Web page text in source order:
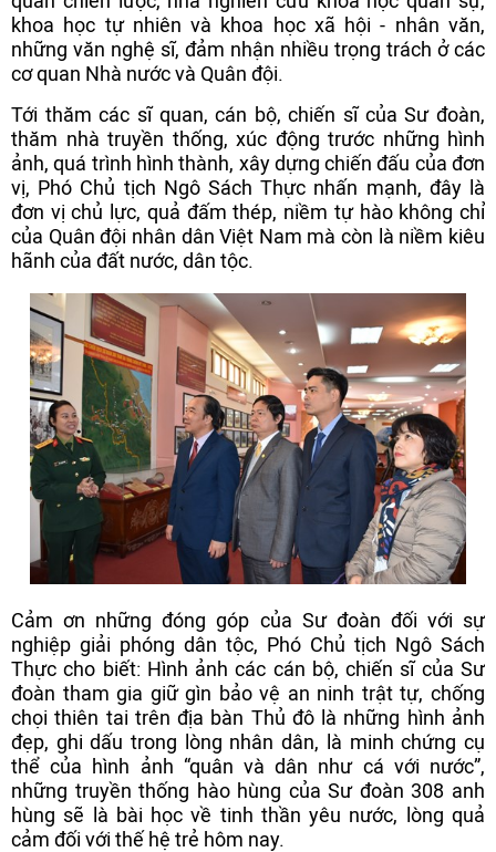
khoa học tự nhiên và khoa học xã hội - nhân văn,
những văn nghệ sĩ, đảm nhận nhiều trọng trách ở các
cơ quan Nhà nước và Quân đội.
Tới thăm các sĩ quan, cán bộ, chiến sĩ của Sư đoàn,
thăm nhà truyền thống, xúc động trước những hình
ảnh, quá trình hình thành, xây dựng chiến đấu của đơn
vị, Phó Chủ tịch Ngô Sách Thực nhấn mạnh, đây là
đơn vị chủ lực, quả đấm thép, niềm tự hào không chỉ
của Quân đội nhân dân Việt Nam mà còn là niềm kiêu
hãnh của đất nước, dân tộc.
Cảm ơn những đóng góp của Sư đoàn đối với sự
nghiệp giải phóng dân tộc, Phó Chủ tịch Ngô Sách
Thực cho biết: Hình ảnh các cán bộ, chiến sĩ của Sư
đoàn tham gia giữ gìn bảo vệ an ninh trật tự, chống
chọi thiên tai trên địa bàn Thủ đô là những hình ảnh
đẹp, ghi dấu trong lòng nhân dân, là minh chứng cụ
thể của hình ảnh “quân và dân như cá với nước”,
những truyền thống hào hùng của Sư đoàn 308 anh
hùng sẽ là bài học về tinh thần yêu nước, lòng quả
cảm đối với thế hệ trẻ hôm nay.